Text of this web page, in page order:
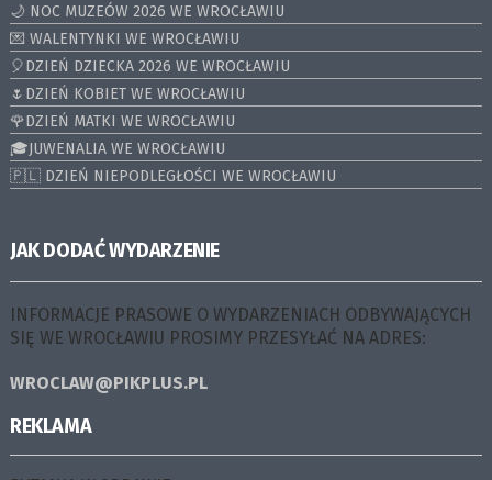
🌙 NOC MUZEÓW 2026 WE WROCŁAWIU
💌 WALENTYNKI WE WROCŁAWIU
🎈DZIEŃ DZIECKA 2026 WE WROCŁAWIU
🌷DZIEŃ KOBIET WE WROCŁAWIU
🌹DZIEŃ MATKI WE WROCŁAWIU
🎓JUWENALIA WE WROCŁAWIU
🇵🇱 DZIEŃ NIEPODLEGŁOŚCI WE WROCŁAWIU
JAK DODAĆ WYDARZENIE
INFORMACJE PRASOWE O WYDARZENIACH ODBYWAJĄCYCH
SIĘ WE WROCŁAWIU PROSIMY PRZESYŁAĆ NA ADRES:
WROCLAW@PIKPLUS.PL
REKLAMA